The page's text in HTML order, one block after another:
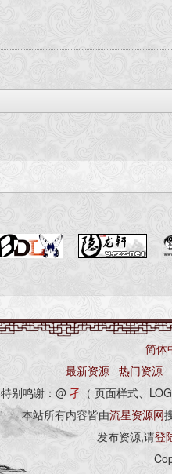
简体
最新资源 热门资源
特别鸣谢：@ 孑 （ 页面样式、
本站所有内容皆由流星资源网
发布资源,请登